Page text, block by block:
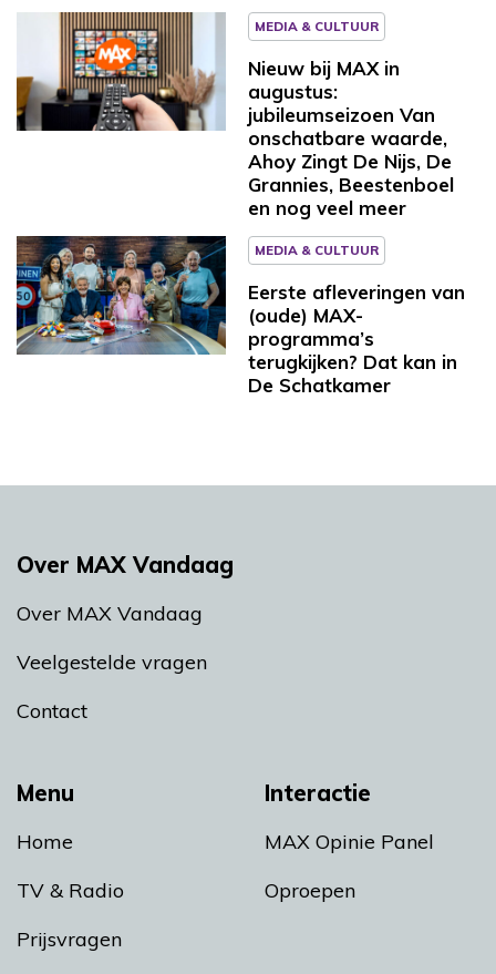
MEDIA & CULTUUR
Nieuw bij MAX in
augustus:
jubileumseizoen Van
onschatbare waarde,
Ahoy Zingt De Nijs, De
Grannies, Beestenboel
en nog veel meer
MEDIA & CULTUUR
Eerste afleveringen van
(oude) MAX-
programma’s
terugkijken? Dat kan in
De Schatkamer
Menu
Home
TV & Radio
Prijsvragen
Interactie
MAX Opinie Panel
Oproepen
Over MAX Vandaag
Over MAX Vandaag
Veelgestelde vragen
Contact